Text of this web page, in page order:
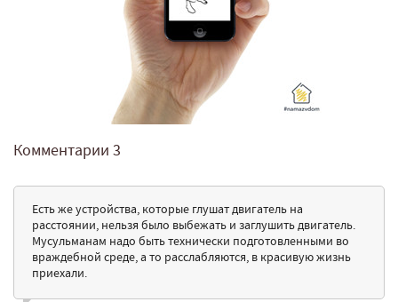
Комментарии 3
Есть же устройства, которые глушат двигатель на
расстоянии, нельзя было выбежать и заглушить двигатель.
Мусульманам надо быть технически подготовленными во
враждебной среде, а то расслабляются, в красивую жизнь
приехали.